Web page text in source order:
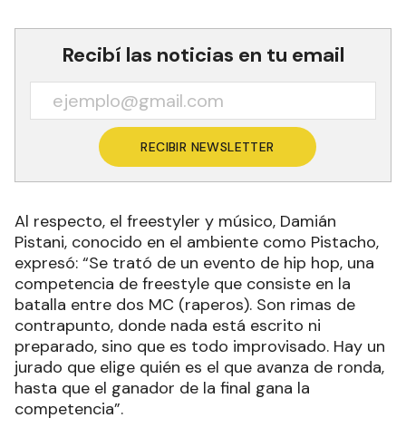
Recibí las noticias en tu email
RECIBIR NEWSLETTER
Al respecto, el freestyler y músico, Damián
Pistani, conocido en el ambiente como Pistacho,
expresó: “Se trató de un evento de hip hop, una
competencia de freestyle que consiste en la
batalla entre dos MC (raperos). Son rimas de
contrapunto, donde nada está escrito ni
preparado, sino que es todo improvisado. Hay un
jurado que elige quién es el que avanza de ronda,
hasta que el ganador de la final gana la
competencia”.